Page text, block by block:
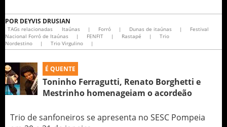
POR DEYVIS DRUSIAN
TAGs relacionadas Itaúnas | Forró | Dunas de itaúnas |
Festival
Nacional Forró de Itaúnas
| FENFIT | Rastapé |
Trio
Nordestino
| Trio Virgulino |
É QUENTE
Toninho Ferragutti, Renato Borghetti e
Mestrinho homenageiam o acordeão
Trio de sanfoneiros se apresenta no SESC Pompeia